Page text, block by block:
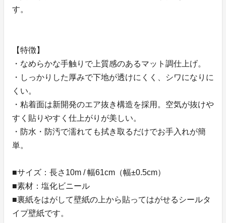
す。
【特徴】
・なめらかな手触りで上質感のあるマット調仕上げ。
・しっかりした厚みで下地が透けにくく、シワになりに
くい。
・粘着面は新開発のエア抜き構造を採用。空気が抜けや
すく貼りやすく仕上がりが美しい。
・防水・防汚で濡れても拭き取るだけでお手入れが簡
単。
■サイズ：長さ10m / 幅61cm（幅±0.5cm）
■素材：塩化ビニール
■裏紙をはがして壁紙の上から貼ってはがせるシールタ
イプ壁紙です。